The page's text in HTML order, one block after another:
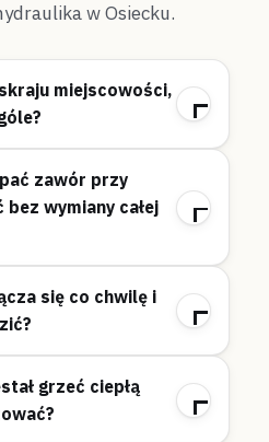
w Osiecku.
miejscowości,
zawór przy
wymiany całej
się co chwilę i
grzeć ciepłą